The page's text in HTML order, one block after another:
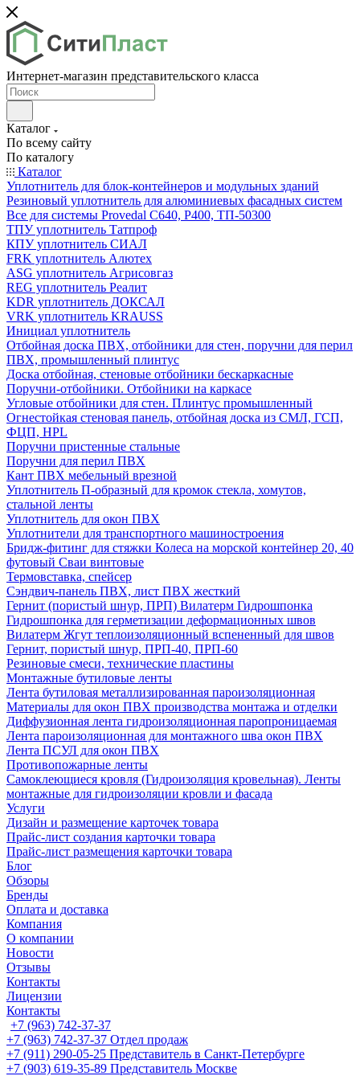
Интернет-магазин представительского класса
Каталог
По всему сайту
По каталогу
Каталог
Уплотнитель для блок-контейнеров и модульных зданий
Резиновый уплотнитель для алюминиевых фасадных систем
Все для системы Provedal С640, Р400, ТП-50300
ТПУ уплотнитель Татпроф
КПУ уплотнитель СИАЛ
FRK уплотнитель Алютех
ASG уплотнитель Агрисовгаз
REG уплотнитель Реалит
KDR уплотнитель ДОКСАЛ
VRK уплотнитель KRAUSS
Инициал уплотнитель
Отбойная доска ПВХ, отбойники для стен, поручни для перил
ПВХ, промышленный плинтус
Доска отбойная, стеновые отбойники бескаркасные
Поручни-отбойники. Отбойники на каркасе
Угловые отбойники для стен. Плинтус промышленный
Огнестойкая стеновая панель, отбойная доска из СМЛ, ГСП,
ФЦП, HPL
Поручни пристенные стальные
Поручни для перил ПВХ
Кант ПВХ мебельный врезной
Уплотнитель П-образный для кромок стекла, хомутов,
стальной ленты
Уплотнитель для окон ПВХ
Уплотнители для транспортного машиностроения
Бридж-фитинг для стяжки Колеса на морской контейнер 20, 40
футовый Сваи винтовые
Термовставка, спейсер
Сэндвич-панель ПВХ, лист ПВХ жесткий
Гернит (пористый шнур, ПРП) Вилатерм Гидрошпонка
Гидрошпонка для герметизации деформационных швов
Вилатерм Жгут теплоизоляционный вспененный для швов
Гернит, пористый шнур, ПРП-40, ПРП-60
Резиновые смеси, технические пластины
Монтажные бутиловые ленты
Лента бутиловая металлизированная пароизоляционная
Материалы для окон ПВХ производства монтажа и отделки
Диффузионная лента гидроизоляционная паропроницаемая
Лента пароизоляционная для монтажного шва окон ПВХ
Лента ПСУЛ для окон ПВХ
Противопожарные ленты
Самоклеющиеся кровля (Гидроизоляция кровельная). Ленты
монтажные для гидроизоляции кровли и фасада
Услуги
Дизайн и размещение карточек товара
Прайс-лист создания карточки товара
Прайс-лист размещения карточки товара
Блог
Обзоры
Бренды
Оплата и доставка
Компания
О компании
Новости
Отзывы
Контакты
Лицензии
Контакты
+7 (963) 742-37-37
+7 (963) 742-37-37 Отдел продаж
+7 (911) 290-05-25 Представитель в Санкт-Петербурге
+7 (903) 619-35-89 Представитель Москве